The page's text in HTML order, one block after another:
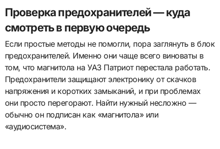
Проверка предохранителей — куда
смотреть в первую очередь
Если простые методы не помогли, пора заглянуть в блок
предохранителей. Именно они чаще всего виноваты в
том, что магнитола на УАЗ Патриот перестала работать.
Предохранители защищают электронику от скачков
напряжения и коротких замыканий, и при проблемах
они просто перегорают. Найти нужный несложно —
обычно он подписан как «магнитола» или
«аудиосистема».